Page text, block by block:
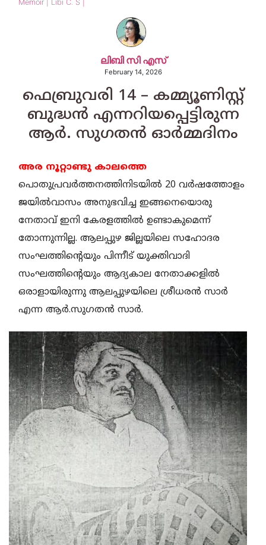
Memoir | Libi C. S |
ലിബി സി എസ്
February 14, 2026
ഫെബ്രുവരി 14 – കമ്മ്യൂണിസ്റ്റ്
ബുദ്ധന്‍ എന്നറിയപ്പെട്ടിരുന്ന
ആര്‍. സുഗതന്‍ ഓര്‍മ്മദിനം
അര നൂറ്റാണ്ടു കാലത്തെ
പൊതുപ്രവര്‍ത്തനത്തിനിടയില്‍ 20 വര്‍ഷത്തോളം
ജയില്‍വാസം അനുഭവിച്ച ഇങ്ങനെയൊരു
നേതാവ് ഇനി കേരളത്തില്‍ ഉണ്ടാകുമെന്ന്
തോന്നുന്നില്ല. ആലപ്പുഴ ജില്ലയിലെ സഹോദര
സംഘത്തിന്റെയും പിന്നീട് യുക്തിവാദി
സംഘത്തിന്റെയും ആദ്യകാല നേതാക്കളില്‍
ഒരാളായിരുന്നു ആലപ്പുഴയിലെ ശ്രീധരന്‍ സാര്‍
എന്ന ആര്‍.സുഗതന്‍ സാര്‍.